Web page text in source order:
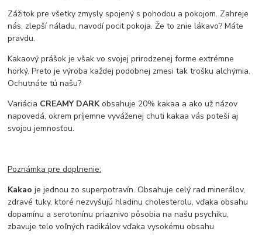
Zážitok pre všetky zmysly spojený s pohodou a pokojom. Zahreje
nás, zlepší náladu, navodí pocit pokoja. Že to znie lákavo? Máte
pravdu.
Kakaový prášok je však vo svojej prirodzenej forme extrémne
horký. Preto je výroba každej podobnej zmesi tak trošku alchýmia.
Ochutnáte tú našu?
Variácia CREAMY DARKobsahuje 20% kakaa a ako už názov
napovedá, okrem príjemne vyváženej chuti kakaa vás poteší aj
svojou jemnosťou.
Poznámka pre doplnenie:
Kakao je jednou zo superpotravín. Obsahuje celý rad minerálov,
zdravé tuky, ktoré nezvyšujú hladinu cholesterolu, vďaka obsahu
dopamínu a serotonínu priaznivo pôsobia na našu psychiku,
zbavuje telo voľných radikálov vďaka vysokému obsahu